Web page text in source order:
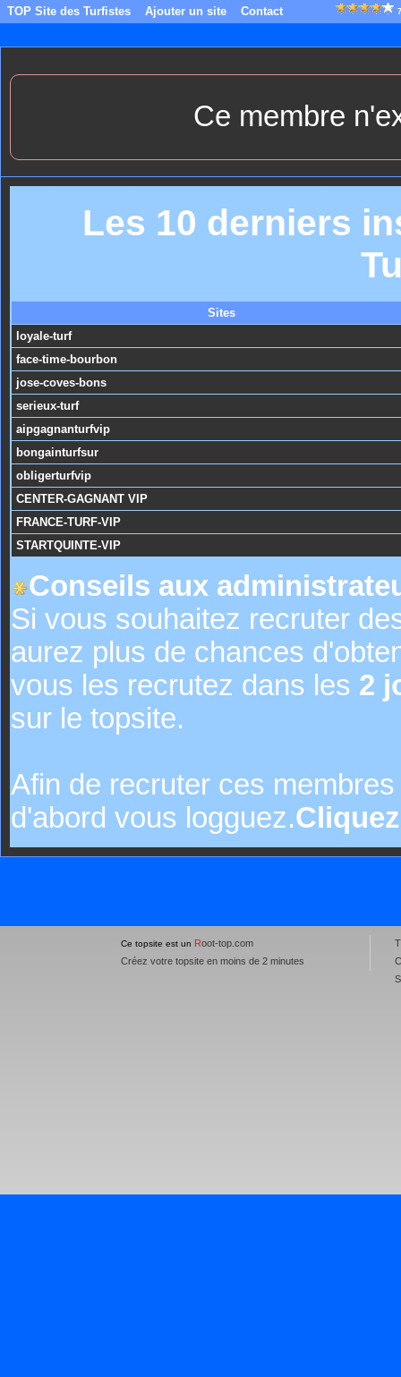
TOP Site des Turfistes Ajouter un site Contact
Ce membre
Les 10 derniers
Sites
loyale-turf
face-time-bourbon
jose-coves-bons
serieux-turf
aipgagnanturfvip
bongainturfsur
obligerturfvip
CENTER-GAGNANT VIP
FRANCE-TURF-VIP
STARTQUINTE-VIP
Conseils aux
Si vous souhaitez recruter
aurez plus de chances
vous les recrutez dans les 2
sur le topsite.
Afin de recruter ces
d'abord vous logguez.
Ce topsite est un Root-top.com
Créez votre topsite en moins de 2 minutes